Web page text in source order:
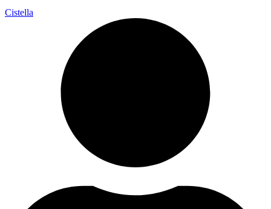
Cistella